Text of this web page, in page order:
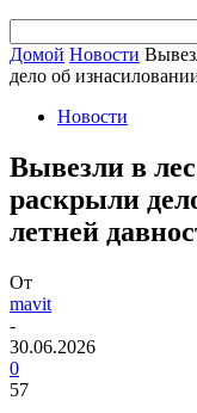
Домой Новости
дело об
Новости
Вывезли в
раскрыли
летней
От
mavit
-
30.06.2026
0
57